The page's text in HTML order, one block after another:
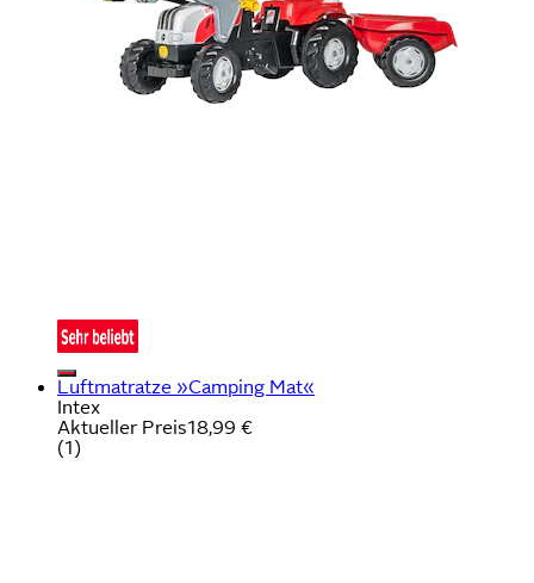
Luftmatratze »Camping Mat«
Intex
Aktueller Preis18,99 €
(1)